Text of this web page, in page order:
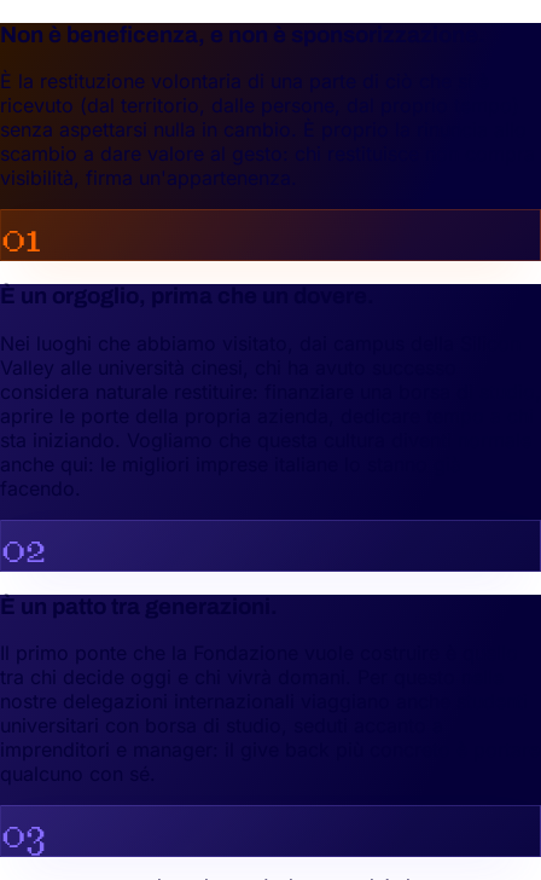
Non è beneficenza, e non è sponsorizzazione.
È la restituzione volontaria di una parte di ciò che si è
ricevuto (dal territorio, dalle persone, dal proprio tempo)
senza aspettarsi nulla in cambio. È proprio la rinuncia allo
scambio a dare valore al gesto: chi restituisce non compra
visibilità, firma un'appartenenza.
01
È un orgoglio, prima che un dovere.
Nei luoghi che abbiamo visitato, dai campus della Silicon
Valley alle università cinesi, chi ha avuto successo
considera naturale restituire: finanziare una borsa di studio,
aprire le porte della propria azienda, dedicare tempo a chi
sta iniziando. Vogliamo che questa cultura diventi normale
anche qui: le migliori imprese italiane lo stanno già
facendo.
02
È un patto tra generazioni.
Il primo ponte che la Fondazione vuole costruire è quello
tra chi decide oggi e chi vivrà domani. Per questo nelle
nostre delegazioni internazionali viaggiano anche studenti
universitari con borsa di studio, seduti accanto a
imprenditori e manager: il give back più concreto è portare
qualcuno con sé.
03